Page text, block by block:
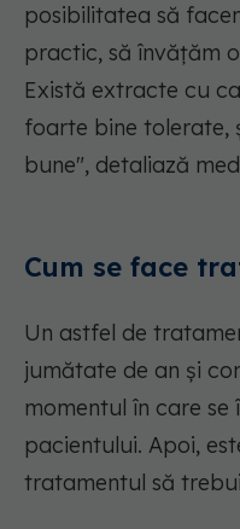
posibilitatea să
practic, să învățăm
Există extracte cu
foarte bine tolerate,
bune", detaliază
Cum se face
Un astfel de
jumătate de an și
momentul în care
pacientului. Apoi,
tratamentul să